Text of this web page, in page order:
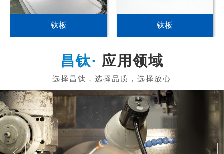
钛板 钛板
应用领域